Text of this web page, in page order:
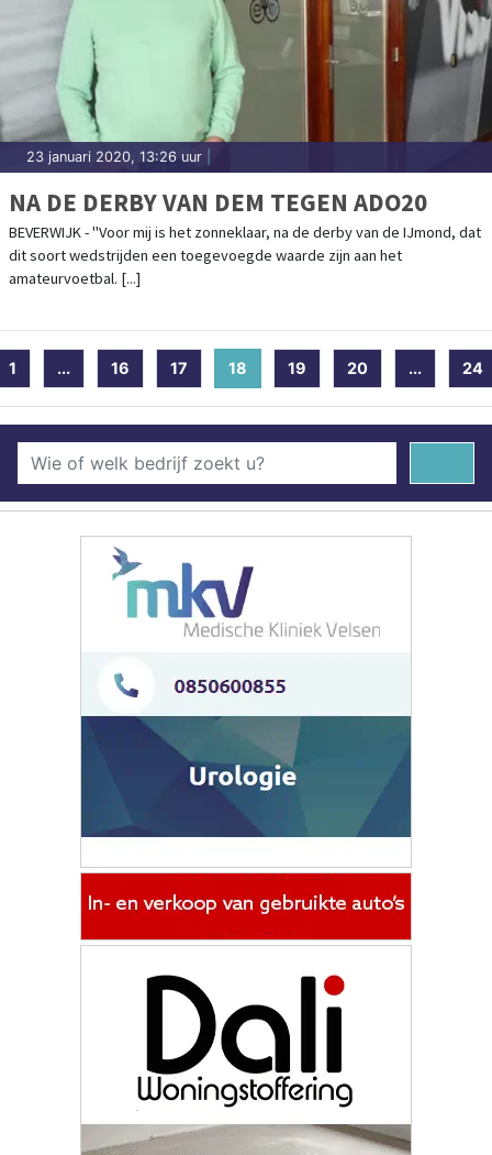
23 januari 2020, 13:26 uur
NA DE DERBY VAN DEM TEGEN ADO20
BEVERWIJK - "Voor mij is het zonneklaar, na de derby van de IJmond, dat
dit soort wedstrijden een toegevoegde waarde zijn aan het
amateurvoetbal. [...]
1 ... 16 17 18 (current)
19 20 ... 24